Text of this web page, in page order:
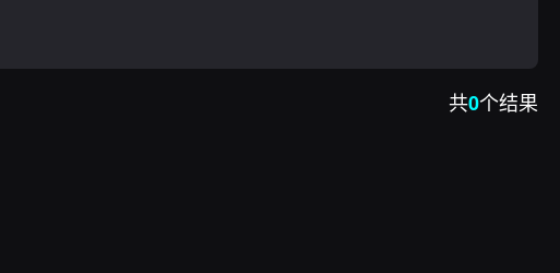
共0个结果